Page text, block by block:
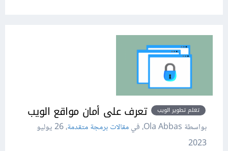
تعلم تطوير الويب تعرف على أمان مواقع الويب
بواسطة Ola Abbas، في مقالات برمجة متقدمة،
26 يوليو
2023